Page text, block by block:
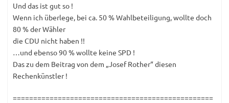
Und das ist gut so !
Wenn ich überlege, bei ca. 50 % Wahlbeteiligung, wollte doch
80 % der Wähler
die CDU nicht haben !!
…und ebenso 90 % wollte keine SPD !
Das zu dem Beitrag von dem „Josef Rother“ diesen
Rechenkünstler !
=================================================